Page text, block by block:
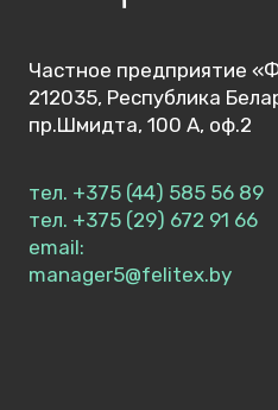
Частное предприятие
212035, Республика
пр.Шмидта, 100 А, оф.2
тел. +375 (44) 585 56 89
тел. +375 (29) 672 91 66
email:
manager5@felitex.by